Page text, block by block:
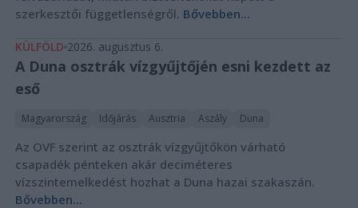
szerkesztői függetlenségről. Bővebben...
KÜLFÖLD 2026. augusztus 6.
A Duna osztrák vízgyűjtőjén esni kezdett az
eső
Magyarország Időjárás Ausztria Aszály Duna
Az OVF szerint az osztrák vízgyűjtőkön várható
csapadék pénteken akár deciméteres
vízszintemelkedést hozhat a Duna hazai szakaszán.
Bővebben...